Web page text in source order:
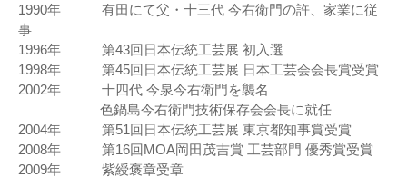
1990年 有田にて父・十三代 今右衛門の許、家業に従
事
1996年 第43回日本伝統工芸展 初入選
1998年 第45回日本伝統工芸展 日本工芸会会長賞受賞
2002年 十四代 今泉今右衛門を襲名
色鍋島今右衛門技術保存会会長に就任
2004年 第51回日本伝統工芸展 東京都知事賞受賞
2008年 第16回MOA岡田茂吉賞 工芸部門 優秀賞受賞
2009年 紫綬褒章受章